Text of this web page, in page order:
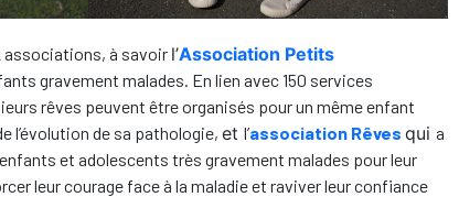
associations, à savoir l’Association Petits
gravement malades. En lien avec 150 services
rêves peuvent être organisés pour un même enfant
l’évolution de sa pathologie, et l’association Rêves qui a
et adolescents très gravement malades pour leur
leur courage face à la maladie et raviver leur confiance